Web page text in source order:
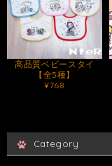
高品質ベビースタイ
【全5種】
¥768
Category